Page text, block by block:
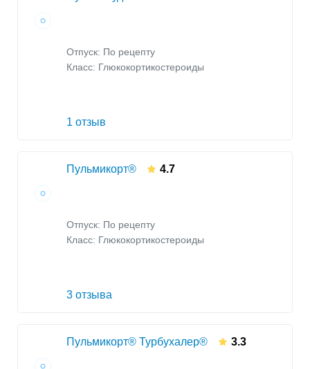
Отпуск: По рецепту
Класс: Глюкокортикостероиды
1 отзыв
Пульмикорт® 4.7
Отпуск: По рецепту
Класс: Глюкокортикостероиды
3 отзыва
Пульмикорт® Турбухалер® 3.3